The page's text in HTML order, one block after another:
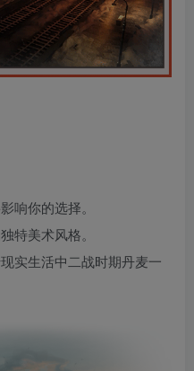
响你的选择。
特美术风格。
实生活中二战时期丹麦一